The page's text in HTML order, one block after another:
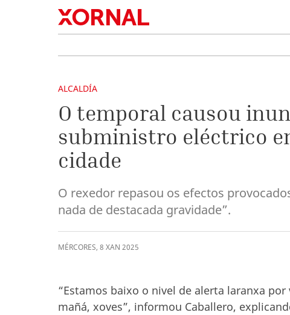
ALCALDÍA
O temporal causou
subministro eléctrico
cidade
O rexedor repasou os efectos
nada de destacada gravidade”.
MÉRCORES, 8 XAN 2025
“Estamos baixo o nivel de alerta laranxa
mañá, xoves”, informou Caballero,